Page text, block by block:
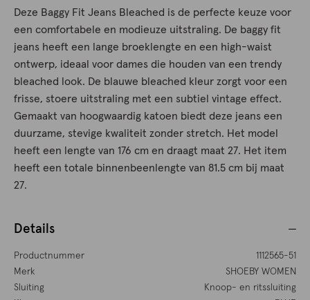
Deze Baggy Fit Jeans Bleached is de perfecte keuze voor
een comfortabele en modieuze uitstraling. De baggy fit
jeans heeft een lange broeklengte en een high-waist
ontwerp, ideaal voor dames die houden van een trendy
bleached look. De blauwe bleached kleur zorgt voor een
frisse, stoere uitstraling met een subtiel vintage effect.
Gemaakt van hoogwaardig katoen biedt deze jeans een
duurzame, stevige kwaliteit zonder stretch. Het model
heeft een lengte van 176 cm en draagt maat 27. Het item
heeft een totale binnenbeenlengte van 81.5 cm bij maat
27.
Details
Productnummer
1112565-51
Merk
SHOEBY WOMEN
Sluiting
Knoop- en ritssluiting